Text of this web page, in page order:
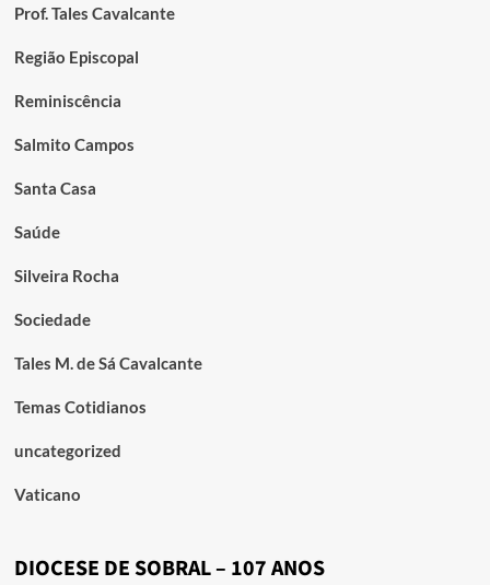
Prof. Tales Cavalcante
Região Episcopal
Reminiscência
Salmito Campos
Santa Casa
Saúde
Silveira Rocha
Sociedade
Tales M. de Sá Cavalcante
Temas Cotidianos
uncategorized
Vaticano
DIOCESE DE SOBRAL – 107 ANOS